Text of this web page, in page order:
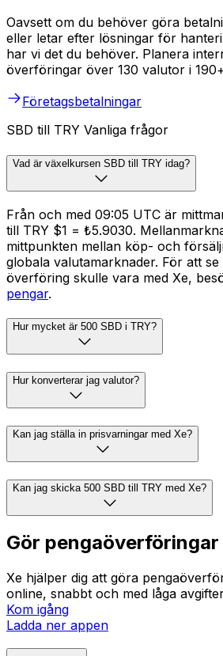
Oavsett om du behöver göra
eller letar efter lösningar för
har vi det du behöver. Planera
överföringar över 130 valutor i
Företagsbetalningar
SBD till TRY Vanliga frågor
Vad är växelkursen SBD till TRY idag?
Från och med 09:05 UTC är
till TRY $1 = ₺5.9030.
mittpunkten mellan köp- och
globala valutamarknader. För att
överföring skulle vara med Xe,
pengar.
Hur mycket är 500 SBD i TRY?
Hur konverterar jag valutor?
Kan jag ställa in prisvarningar med Xe?
Kan jag skicka 500 SBD till TRY med Xe?
Gör pengaöverföringar
Xe hjälper dig att göra
online, snabbt och med låga
Kom igång
Ladda ner appen